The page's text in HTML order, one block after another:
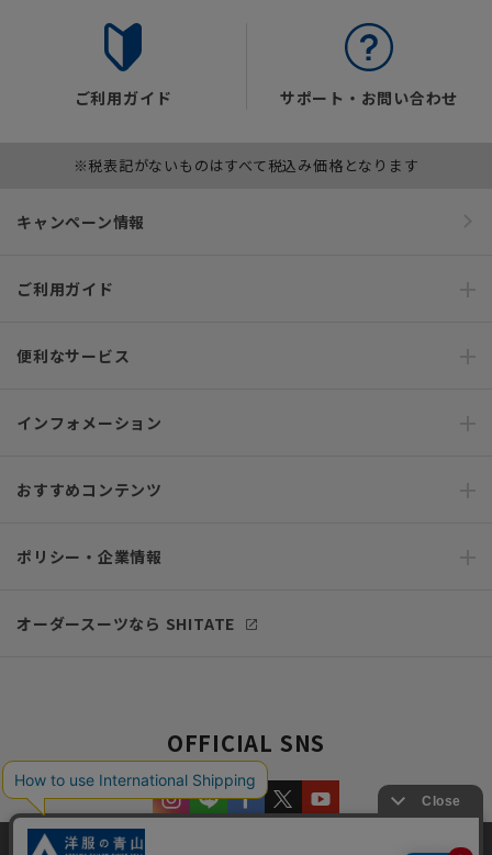
ご利用ガイド サポート・お問い合わせ
※税表記がないものはすべて税込み価格となります
キャンペーン情報
ご利用ガイド
便利なサービス
インフォメーション
おすすめコンテンツ
ポリシー・企業情報
オーダースーツなら SHITATE
OFFICIAL SNS